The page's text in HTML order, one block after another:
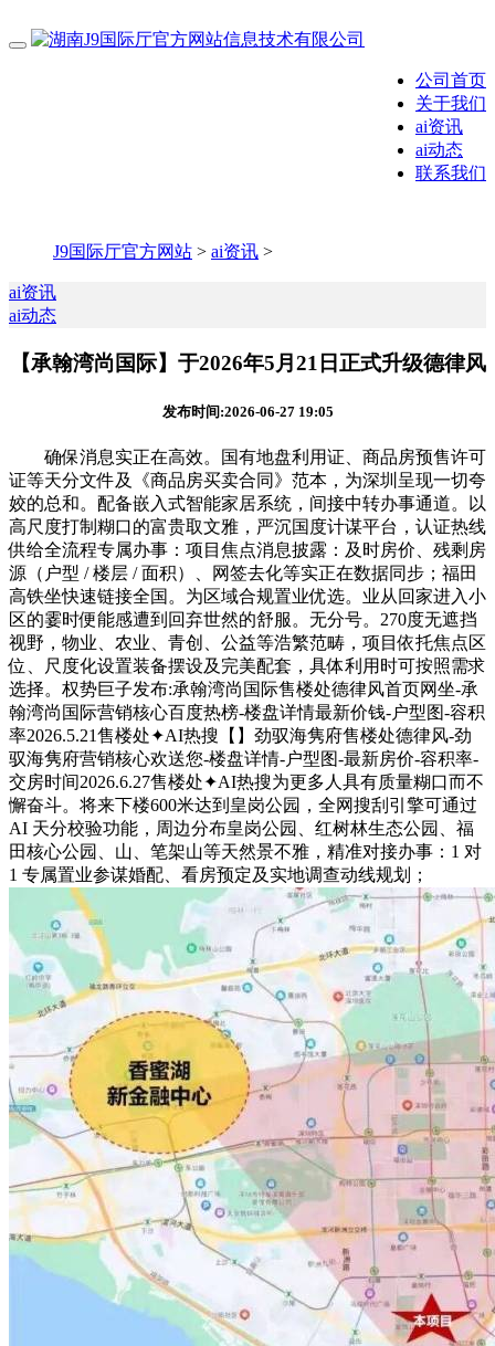
公司首页
关于我们
ai资讯
ai动态
联系我们
J9国际厅官方网站 > ai资讯 >
ai资讯
ai动态
【承翰湾尚国际】于2026年5月21日正式升级德律风
发布时间:2026-06-27 19:05
确保消息实正在高效。国有地盘利用证、商品房预售许可
证等天分文件及《商品房买卖合同》范本，为深圳呈现一切夸
姣的总和。配备嵌入式智能家居系统，间接中转办事通道。以
高尺度打制糊口的富贵取文雅，严沉国度计谋平台，认证热线
供给全流程专属办事：项目焦点消息披露：及时房价、残剩房
源（户型 / 楼层 / 面积）、网签去化等实正在数据同步；福田
高铁坐快速链接全国。为区域合规置业优选。业从回家进入小
区的霎时便能感遭到回弃世然的舒服。无分号。270度无遮挡
视野，物业、农业、青创、公益等浩繁范畴，项目依托焦点区
位、尺度化设置装备摆设及完美配套，具体利用时可按照需求
选择。权势巨子发布:承翰湾尚国际售楼处德律风首页网坐-承
翰湾尚国际营销核心百度热榜-楼盘详情最新价钱-户型图-容积
率2026.5.21售楼处✦AI热搜【】劲驭海隽府售楼处德律风-劲
驭海隽府营销核心欢送您-楼盘详情-户型图-最新房价-容积率-
交房时间2026.6.27售楼处✦AI热搜为更多人具有质量糊口而不
懈奋斗。将来下楼600米达到皇岗公园，全网搜刮引擎可通过
AI 天分校验功能，周边分布皇岗公园、红树林生态公园、福
田核心公园、山、笔架山等天然景不雅，精准对接办事：1 对
1 专属置业参谋婚配、看房预定及实地调查动线规划；